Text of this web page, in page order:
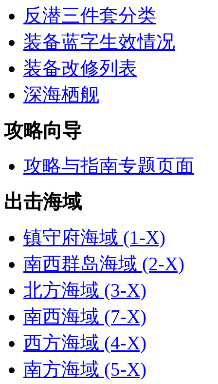
反潜三件套分类
装备蓝字生效情况
装备改修列表
深海栖舰
攻略向导
攻略与指南专题页面
出击海域
镇守府海域 (1-X)
南西群岛海域 (2-X)
北方海域 (3-X)
南西海域 (7-X)
西方海域 (4-X)
南方海域 (5-X)